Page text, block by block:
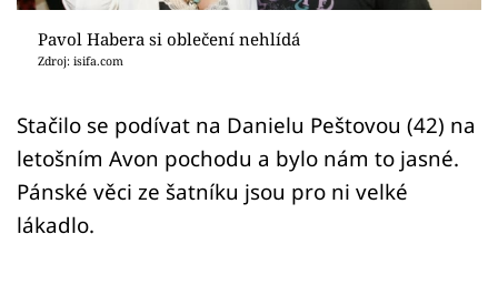
Sledujte prima+
Sledujte nás
Pavol Habera si oblečení nehlídá
Zdroj: isifa.com
Stačilo se podívat na Danielu Peštovou (42) na
letošním Avon pochodu a bylo nám to jasné.
Pánské věci ze šatníku jsou pro ni velké
lákadlo.